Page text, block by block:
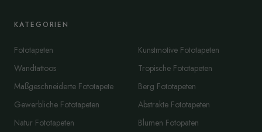
KATEGORIEN
Fototapeten
Wandtattoos
Maßgeschneiderte Fototapete
Gewerbliche Fototapeten
Natur Fototapeten
Kunstmotive Fototapeten
Tropische Fototapeten
Berg Fototapeten
Abstrakte Fototapeten
Blumen Fotopaten